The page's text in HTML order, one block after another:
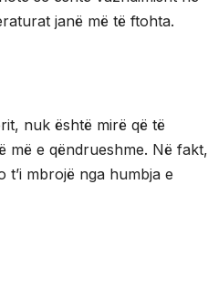
janë më të ftohta.
nuk është mirë që të
më e qëndrueshme. Në fakt,
mbrojë nga humbja e